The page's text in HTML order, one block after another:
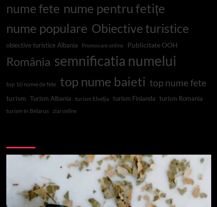
nume fete nume pentru fetițe
nume populare Obiective turistice
obiective turistice Albania Promovare online Publicitate OOH
România semnificatia numelui
top 10 nume de fete top nume baieti top nume fete
turism Turism Albania turism Elveția turism Finlanda turism Romania
turism în Belarus ziar online